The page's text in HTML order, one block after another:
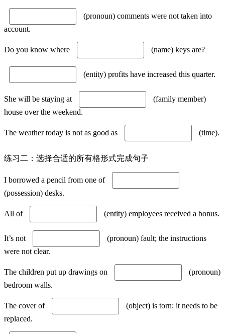
(pronoun) comments were not taken into
account.
Do you know where (name) keys are?
(entity) profits have increased this quarter.
She will be staying at
(family member)
house over the weekend.
The weather today is not as good as (time).
练习二：选择合适的所有格形式完成句子
I borrowed a pencil from one of
(possession) desks.
All of (entity) employees received a bonus.
It’s not
(pronoun) fault; the instructions
were not clear.
The children put up drawings on
(pronoun)
bedroom walls.
The cover of
(object) is torn; it needs to be
replaced.